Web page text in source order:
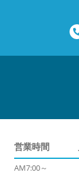
営業時間
AM7:00～